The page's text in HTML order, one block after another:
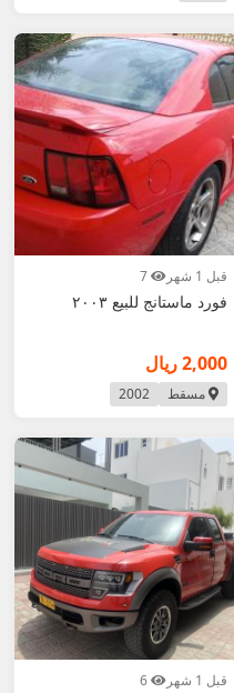
قبل 1 شهر
فورد ماستانج للبيع ٢٠٠٣
2,000 ريال
مسقط 2002
قبل 1 شهر